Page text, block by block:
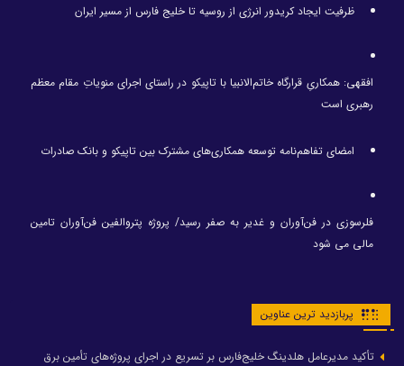
ظرفیت ایجاد کریدور انرژی از روسیه تا خلیج فارس از مسیر ایران
افقهی: همکاریِ قرارگاه خاتم‌الانبیا با تاپیکو در راستای اجرای منویاتِ مقام معظم
رهبری است
امضای تفاهم‌نامه توسعه همکاری‌های مشترک بین تاپیکو و بانک صادرات
فلرسوزی در فن‌آوران و غدیر به صفر رسید/ پروژه پتروالفین فن‌آوران تامین
مالی می شود
پربازدید ترین عناوین
تأکید مدیرعامل هلدینگ خلیج‌فارس بر تسریع در اجرای پروژه‌های تأمین برق